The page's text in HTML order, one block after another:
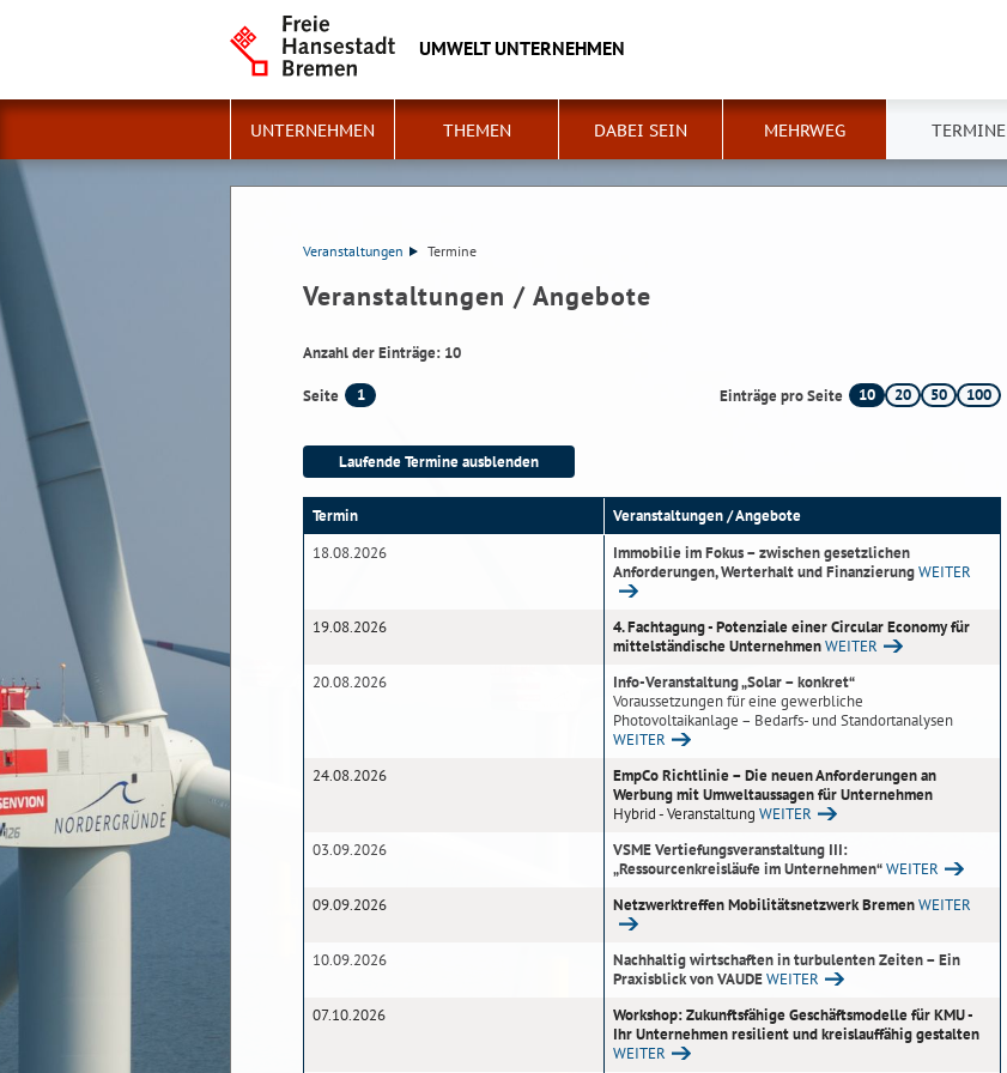
UMWELT UNTERNEHMEN
UNTERNEHMEN THEMEN DABEI SEIN MEHRWEG TERMINE
Veranstaltungen Termine
Veranstaltungen / Angebote
Anzahl der Einträge: 10
Seite 1 Einträge pro Seite 10 20 50 100
Termin
Veranstaltungen / Angebote
18.08.2026
Immobilie im Fokus – zwischen gesetzlichen
Anforderungen, Werterhalt und FinanzierungWEITER
19.08.2026
4. Fachtagung - Potenziale einer Circular Economy für
mittelständische UnternehmenWEITER
20.08.2026
Info-Veranstaltung „Solar – konkret“
Voraussetzungen für eine gewerbliche
Photovoltaikanlage – Bedarfs- und Standortanalysen
WEITER
24.08.2026
EmpCo Richtlinie – Die neuen Anforderungen an
Werbung mit Umweltaussagen für Unternehmen
Hybrid - Veranstaltung WEITER
03.09.2026
VSME Vertiefungsveranstaltung III:
„Ressourcenkreisläufe im Unternehmen“WEITER
09.09.2026
Netzwerktreffen Mobilitätsnetzwerk BremenWEITER
10.09.2026
Nachhaltig wirtschaften in turbulenten Zeiten – Ein
Praxisblick von VAUDEWEITER
07.10.2026
Workshop: Zukunftsfähige Geschäftsmodelle für KMU -
Ihr Unternehmen resilient und kreislauffähig gestalten
WEITER